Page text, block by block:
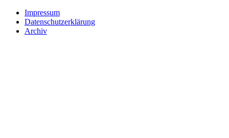
Impressum
Datenschutzerklärung
Archiv